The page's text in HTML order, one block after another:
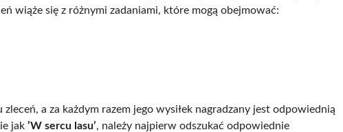
wiąże się z różnymi zadaniami, które mogą obejmować:
a za każdym razem jego wysiłek nagradzany jest odpowiednią
jak ’W sercu lasu’, należy najpierw odszukać odpowiednie